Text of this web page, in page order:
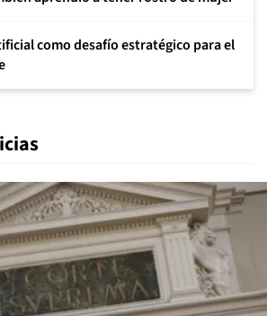
como desafío estratégico para el